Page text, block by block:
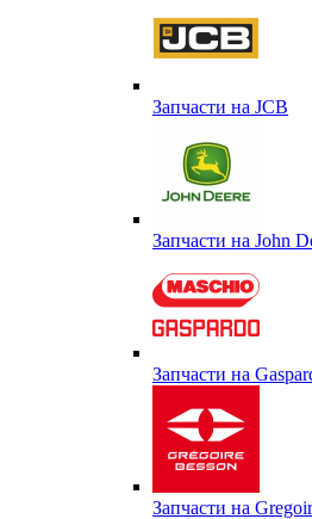
Запчасти на JCB
Запчасти на John
Запчасти на
Запчасти на